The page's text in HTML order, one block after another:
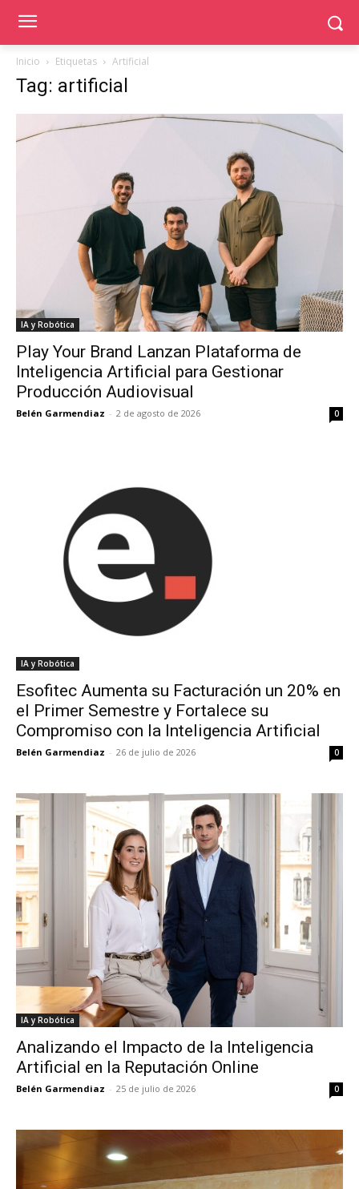
Inicio Etiquetas Artificial
Tag: artificial
IA y Robótica
Play Your Brand Lanzan Plataforma de
Inteligencia Artificial para Gestionar
Producción Audiovisual
Belén Garmendiaz - 2 de agosto de 2026 0
IA y Robótica
Esofitec Aumenta su Facturación un 20% en
el Primer Semestre y Fortalece su
Compromiso con la Inteligencia Artificial
Belén Garmendiaz - 26 de julio de 2026 0
IA y Robótica
Analizando el Impacto de la Inteligencia
Artificial en la Reputación Online
Belén Garmendiaz - 25 de julio de 2026 0